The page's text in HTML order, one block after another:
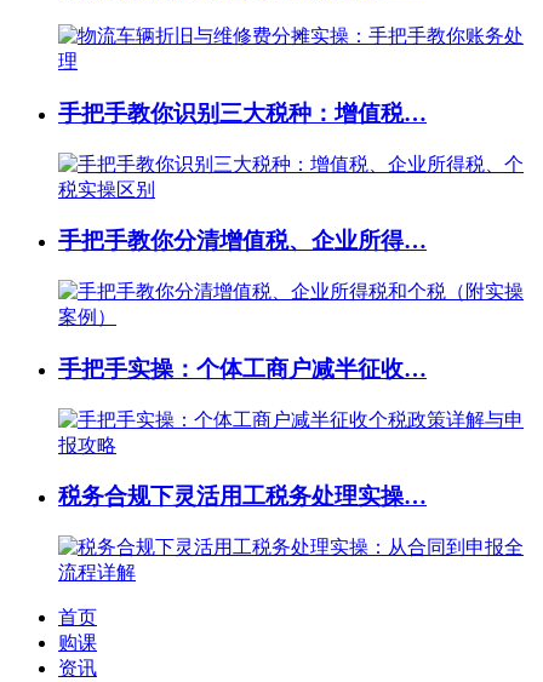
手把手教你识别三大税种：增值税…
手把手教你分清增值税、企业所得…
手把手实操：个体工商户减半征收…
税务合规下灵活用工税务处理实操…
首页
购课
资讯